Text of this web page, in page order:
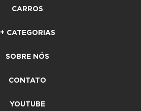
CARROS
+ CATEGORIAS
SOBRE NÓS
CONTATO
YOUTUBE